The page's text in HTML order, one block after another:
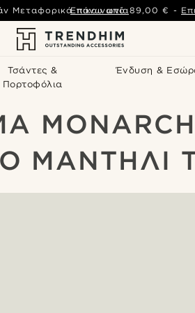
Τσάντες &
Πορτοφόλια
Ένδυση &
Μεταφορικά πάνω από89,00 € -
Επικοινωνία
ΜΑΝΤΉΛΙ